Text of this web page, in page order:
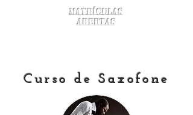
Matrículas
Abertas
Curso de Saxofone